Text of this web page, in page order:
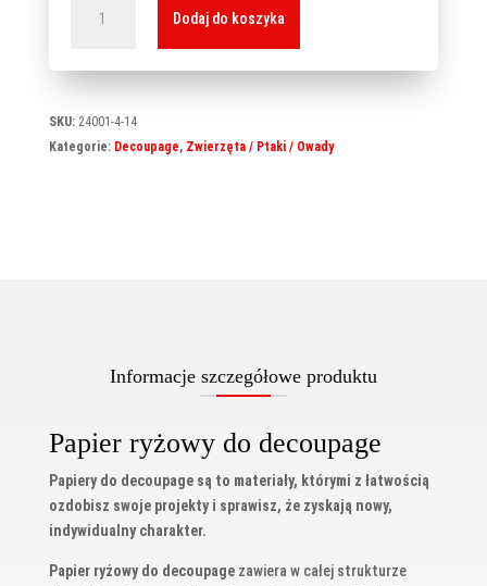
Papier
0028
Dodaj do koszyka
SKU: 24001-4-14
Kategorie: Decoupage, Zwierzęta / Ptaki / Owady
Informacje szczegółowe produktu
Papier ryżowy do decoupage
Papiery do decoupage są to materiały, którymi z łatwością
ozdobisz swoje projekty i sprawisz, że zyskają nowy,
indywidualny charakter.
Papier ryżowy do decoupage zawiera w całej strukturze